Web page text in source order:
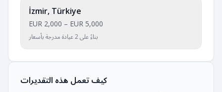
İzmir, Türkiye
EUR 2,000 – EUR 5,000
بناءً على 2 عيادة مدرجة بأسعار
كيف تعمل هذه التقديرات